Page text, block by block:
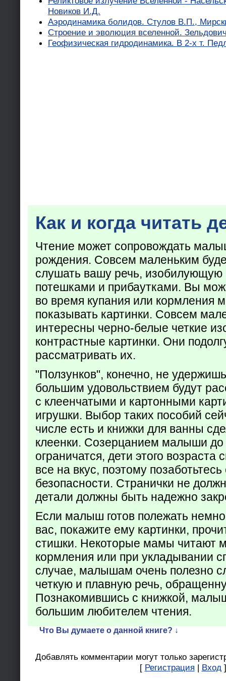
Новиков И.Д.
Аэродинамика болидов. Стулов В.П.,
Строение и эволюция вселенной.
Геофизическая гидродинамика. В 2-х т.
Как и когда читать
Чтение может сопровождать
рождения. Совсем маленьким
слушать вашу речь,
потешками и прибаутками. Вы
во время купания или кормления
показывать картинки. Совсем
интересны черно-белые четкие
контрастные картинки. Они
рассматривать их.
"Ползунков", конечно, не
большим удовольствием будут
с клеенчатыми и картонными
игрушки. Выбор таких пособий
числе есть и книжки для ванны
клеенки. Созерцанием малыши до
ограничатся, дети этого возраста
все на вкус, поэтому позаботьтесь
безопасности. Странички не
детали должны быть надежно
Если малыш готов полежать
вас, покажите ему картинки,
стишки. Некоторые мамы читают
кормления или при укладывании
случае, малышам очень полезно
четкую и плавную речь,
Познакомившись с книжкой,
большим любителем чтения.
Что Вы думаете о данной книге? ↓
Добавлять комментарии могут только
[ Регистрация | Вход ]